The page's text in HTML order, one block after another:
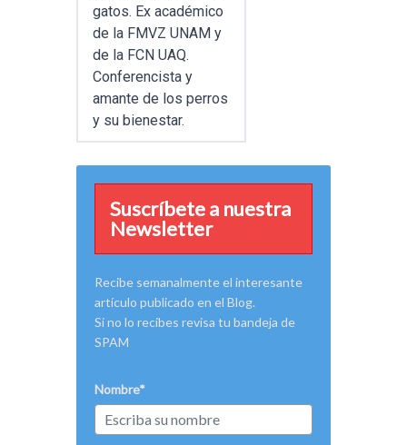
gatos. Ex académico
de la FMVZ UNAM y
de la FCN UAQ.
Conferencista y
amante de los perros
y su bienestar.
Suscríbete a nuestra
Newsletter
Recibe semanalmente el interesante
artículo publicado en el Blog.
Si no lo recibes revisa tu bandeja de
SPAM
Nombre*